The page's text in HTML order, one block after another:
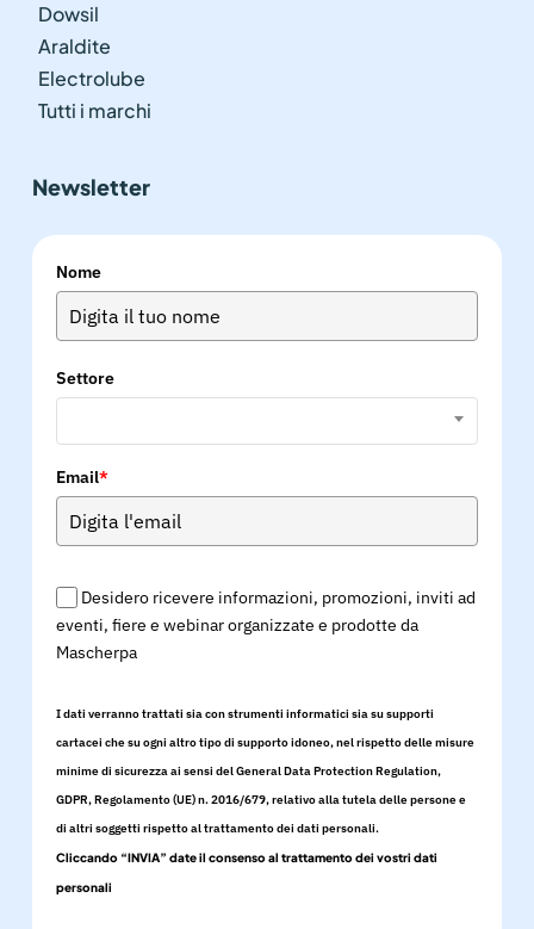
Dowsil
Araldite
Electrolube
Tutti i marchi
Newsletter
Nome
Settore
Email*
Desidero ricevere informazioni, promozioni, inviti ad
eventi, fiere e webinar organizzate e prodotte da
Mascherpa
I dati verranno trattati sia con strumenti informatici sia su supporti
cartacei che su ogni altro tipo di supporto idoneo, nel rispetto delle misure
minime di sicurezza ai sensi del General Data Protection Regulation,
GDPR, Regolamento (UE) n. 2016/679, relativo alla tutela delle persone e
di altri soggetti rispetto al trattamento dei dati personali.
Cliccando “INVIA” date il consenso al trattamento dei vostri dati
personali